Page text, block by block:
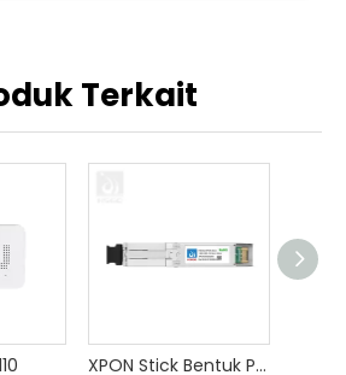
Terkait
XPON Stick Bentuk Penuh Disesuaikan